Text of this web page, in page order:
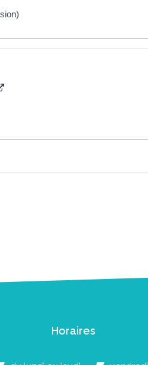
Horaires